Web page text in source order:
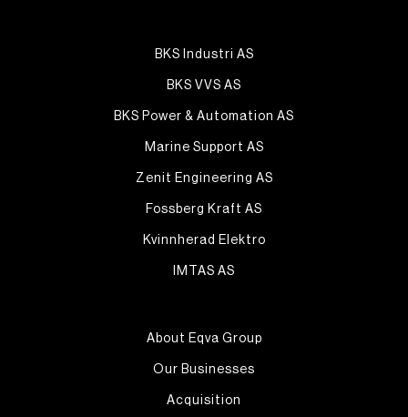
BKS Industri AS
BKS VVS AS
BKS Power & Automation AS
Marine Support AS
Zenit Engineering AS
Fossberg Kraft AS
Kvinnherad Elektro
IMTAS AS
About Eqva Group
Our Businesses
Acquisition